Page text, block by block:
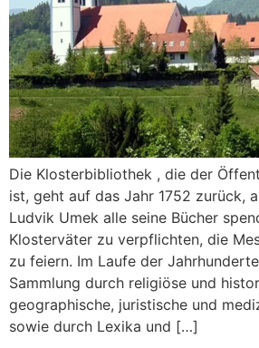
Die Klosterbibliothek , die der
ist, geht auf das Jahr 1752 zurück,
Ludvik Umek alle seine Bücher
Klosterväter zu verpflichten, die
zu feiern. Im Laufe der
Sammlung durch religiöse und
geographische, juristische und
sowie durch Lexika und […]